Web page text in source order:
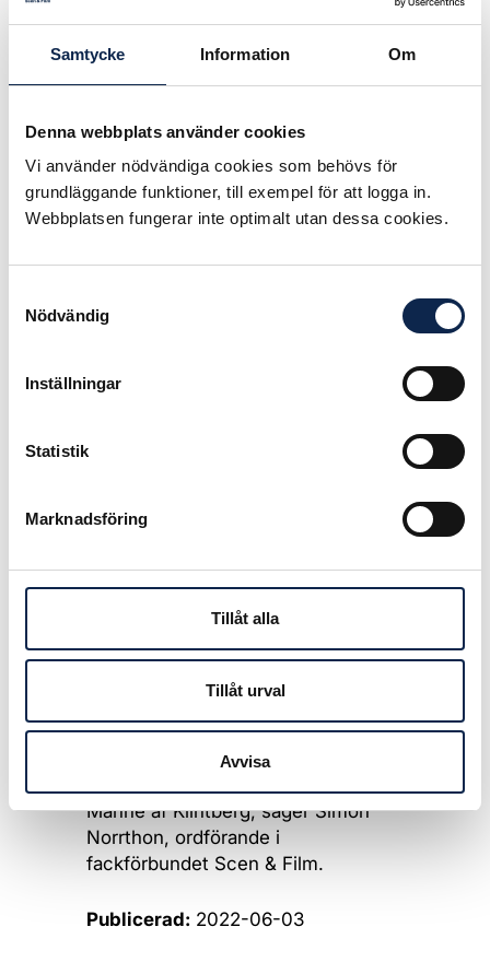
Samtycke Information Om
Denna webbplats använder cookies
Vi använder nödvändiga cookies som behövs för
grundläggande funktioner, till exempel för att logga in.
Webbplatsen fungerar inte optimalt utan dessa cookies.
Nödvändig
Inställningar
Statistik
Marknadsföring
Tillåt alla
Tillåt urval
Avvisa
av sitt yrkesliv åt Wagner och
Strauss. Hon har sjungit hela
och hon revolutionerade bilden av
Wagnerhjältinnan. Själv räknar hon
Isolde och Brünnhilde som sina
främsta roller och det är också de
mest folkkära underhållare och en
tradition, långt från hovkulturen.
dell’arte och cirkusclownens lazzin
karaktär för den unga publiken, alltid
– Våra två guldmedaljörer är två
framstående artister, som med stor
scenisk närvaro har lyckliggjort sin
konstnärliga uttryck. Det är en stor
ära att få dela ut Scen & Films
Manne af Klintberg, säger Simon
Norrthon, ordförande i
fackförbundet Scen & Film.
Publicerad: 2022-06-03